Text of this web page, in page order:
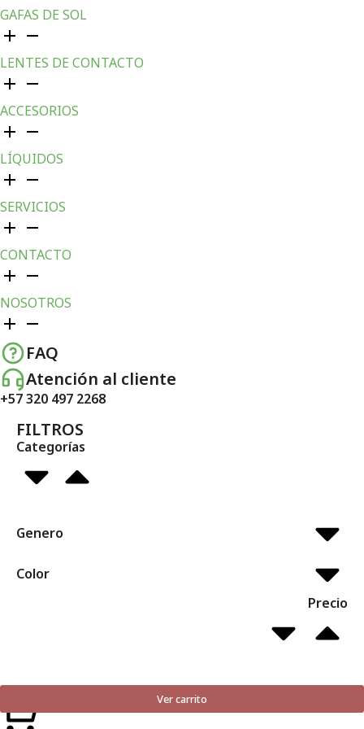
GAFAS DE SOL
LENTES DE CONTACTO
ACCESORIOS
LÍQUIDOS
SERVICIOS
CONTACTO
NOSOTROS
FAQ
Atención al cliente
+57 320 497 2268
FILTROS
Categorías
Genero
Color
Precio
Ver carrito